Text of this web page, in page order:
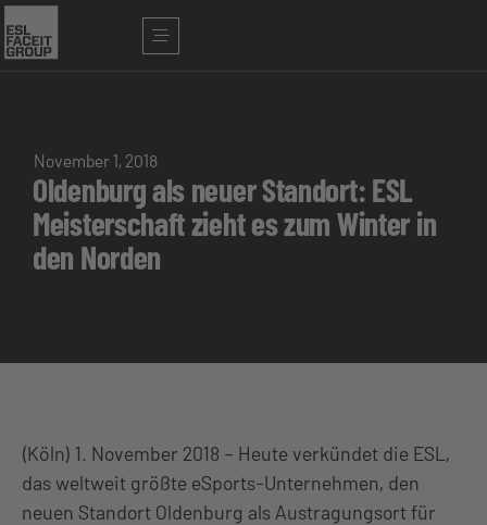
November 1, 2018
Oldenburg als neuer Standort: ESL
Meisterschaft zieht es zum Winter in
den Norden
(Köln) 1. November 2018 – Heute verkündet die ESL,
das weltweit größte eSports-Unternehmen, den
neuen Standort Oldenburg als Austragungsort für